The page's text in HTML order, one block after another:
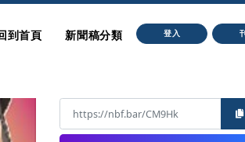
到首頁 新聞稿分類 登入